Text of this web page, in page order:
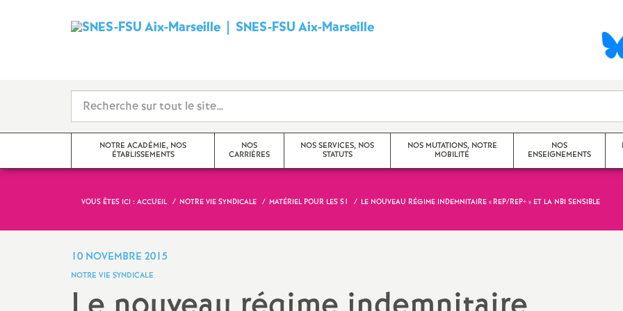
SNES-FSU Aix-MarseilleS
d
i
c
NOTRE ACADÉMIE, NOS
ÉTABLISSEMENTS
Actualités de l’académie
NOS
CARRIÈRES
NOS SERVICES, NOS
STATUTS
NOS MUTATIONS, NOTRE
MOBILITÉ
Académique
NOS
ENSEIGNEMENTS
VOUS ÊTES ICI : ACCUEIL NOTRE VIE SYNDICALE MATÉRIEL POUR LES S1 LE NOUVEAU RÉGIME INDEMNITAIRE « REP/REP+» ET LA NBI SENSIBLE
10 NOVEMBRE 2015
NOTRE VIE SYNDICALE